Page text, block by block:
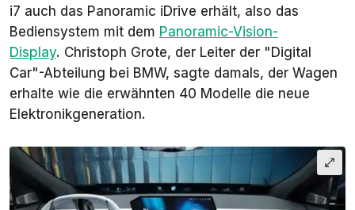
i7 auch das Panoramic iDrive erhält, also das
Bediensystem mit dem Panoramic-Vision-
Display. Christoph Grote, der Leiter der "Digital
Car"-Abteilung bei BMW, sagte damals, der Wagen
erhalte wie die erwähnten 40 Modelle die neue
Elektronikgeneration.